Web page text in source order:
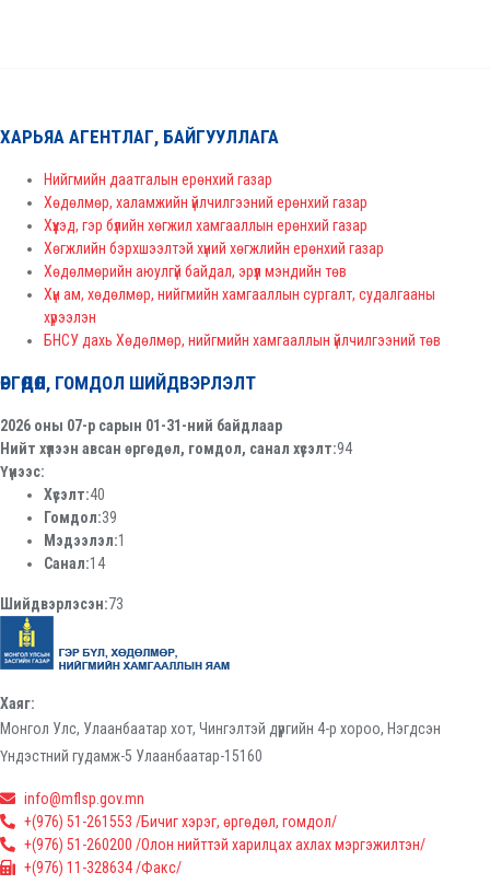
ХАРЬЯА АГЕНТЛАГ, БАЙГУУЛЛАГА
Нийгмийн даатгалын ерөнхий газар
Хөдөлмөр, халамжийн үйлчилгээний ерөнхий газар
Хүүхэд, гэр бүлийн хөгжил хамгааллын ерөнхий газар
Хөгжлийн бэрхшээлтэй хүний хөгжлийн ерөнхий газар
Хөдөлмөрийн аюулгүй байдал, эрүүл мэндийн төв
Хүн ам, хөдөлмөр, нийгмийн хамгааллын сургалт, судалгааны
хүрээлэн
БНСУ дахь Хөдөлмөр, нийгмийн хамгааллын үйлчилгээний төв
ӨРГӨДӨЛ, ГОМДОЛ ШИЙДВЭРЛЭЛТ
2026 оны 07-р сарын 01-31-ний байдлаар
Нийт хүлээн авсан өргөдөл, гомдол, санал хүсэлт:94
Үүнээс:
Хүсэлт:40
Гомдол:39
Мэдээлэл:1
Санал:14
Шийдвэрлэсэн:73
Хаяг:
Монгол Улс, Улаанбаатар хот, Чингэлтэй дүүргийн 4-р хороо, Нэгдсэн
Үндэстний гудамж-5 Улаанбаатар-15160
info@mflsp.gov.mn
+(976) 51-261553 /Бичиг хэрэг, өргөдөл, гомдол/
+(976) 51-260200 /Олон нийттэй харилцах ахлах мэргэжилтэн/
+(976) 11-328634 /Факс/